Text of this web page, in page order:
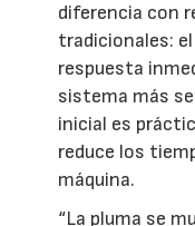
diferencia con
tradicionales:
respuesta
sistema más
inicial es
reduce los
máquina.
“La pluma se